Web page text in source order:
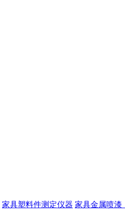
家具塑料件测定仪器 家具金属喷漆